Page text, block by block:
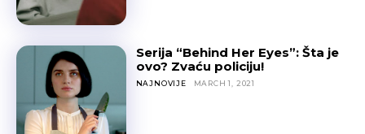
Serija “Behind Her Eyes”: Šta je
ovo? Zvaću policiju!
NAJNOVIJE MARCH 1, 2021